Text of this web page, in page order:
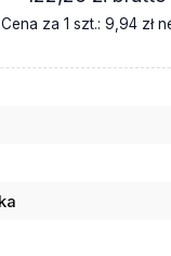
za 1 szt.: 9,94 zł